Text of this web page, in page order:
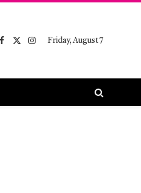
Facebook
X
Instagram
Friday, August 7